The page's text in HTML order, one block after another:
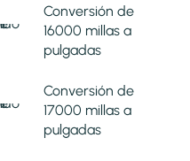
Conversión de
16000 millas a
pulgadas
Conversión de
17000 millas a
pulgadas